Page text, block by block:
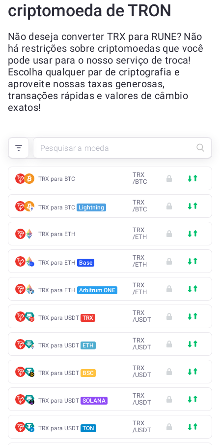
criptomoeda de TRON
Não deseja converter TRX para RUNE? Não
há restrições sobre criptomoedas que você
pode usar para o nosso serviço de troca!
Escolha qualquer par de criptografia e
aproveite nossas taxas generosas,
transações rápidas e valores de câmbio
exatos!
TRX para BTC
TRX
/BTC
TRX para BTC Lightning
TRX
/BTC
TRX para ETH
TRX
/ETH
TRX para ETH Base
TRX
/ETH
TRX para ETH Arbitrum ONE
TRX
/ETH
TRX para USDT TRX
TRX
/USDT
TRX para USDT ETH
TRX
/USDT
TRX para USDT BSC
TRX
/USDT
TRX para USDT SOLANA
TRX
/USDT
TRX para USDT TON
TRX
/USDT